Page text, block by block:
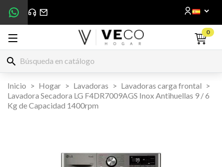
0
search
Inicio Hogar Lavadoras
Lavadoras carga frontal
Lavadora Secadora LG F4DR7009AGS Inox Antihuellas 9 / 6
Kg de Capacidad 1400rpm